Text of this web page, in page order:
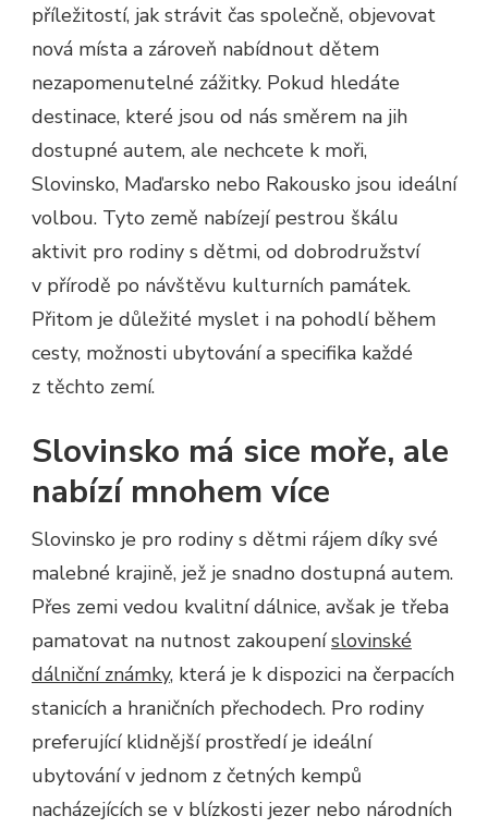
příležitostí, jak strávit čas společně, objevovat
nová místa a zároveň nabídnout dětem
nezapomenutelné zážitky. Pokud hledáte
destinace, které jsou od nás směrem na jih
dostupné autem, ale nechcete k moři,
Slovinsko, Maďarsko nebo Rakousko jsou ideální
volbou. Tyto země nabízejí pestrou škálu
aktivit pro rodiny s dětmi, od dobrodružství
v přírodě po návštěvu kulturních památek.
Přitom je důležité myslet i na pohodlí během
cesty, možnosti ubytování a specifika každé
z těchto zemí.
Slovinsko má sice moře, ale
nabízí mnohem více
Slovinsko je pro rodiny s dětmi rájem díky své
malebné krajině, jež je snadno dostupná autem.
Přes zemi vedou kvalitní dálnice, avšak je třeba
pamatovat na nutnost zakoupeníslovinské
dálniční známky, která je k dispozici na čerpacích
stanicích a hraničních přechodech. Pro rodiny
preferující klidnější prostředí je ideální
ubytování v jednom z četných kempů
nacházejících se v blízkosti jezer nebo národních